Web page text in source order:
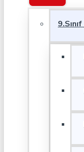
9.Sınıf